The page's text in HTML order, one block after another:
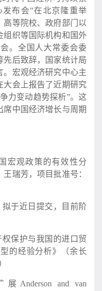
布会”在北京隆重举
等院校、政府部门以
组织等国际机构和国外
。全国 人大常委会委
先后致辞，国家统计局
。宏观经济研究中心主
大会上报告了近期研究
力变动趋势探析”。这
中国经济增长与周期
宏观政策的有效性分
瑞芳，项目批准号：
于近日提交，目前阶
保护与我国的进口贸
的经验分析》（余长
Anderson and van